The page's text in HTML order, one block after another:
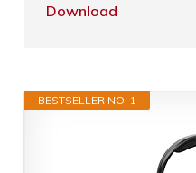
Download
BESTSELLER NO. 1